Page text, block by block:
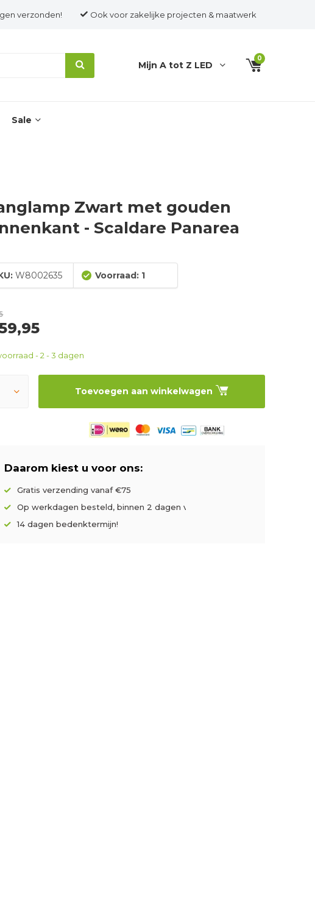
Sale
verzonden! Ook voor zakelijke projecten & maatwerk
Mijn A tot Z LED
0
Zwart met gouden
- Scaldare Panarea
W8002635 Voorraad: 1
- 2 - 3 dagen
Toevoegen aan winkelwagen
Daarom kiest u voor ons:
Gratis verzending vanaf €75
Op werkdagen besteld, binnen 2 dagen verzonden
14 dagen bedenktermijn!